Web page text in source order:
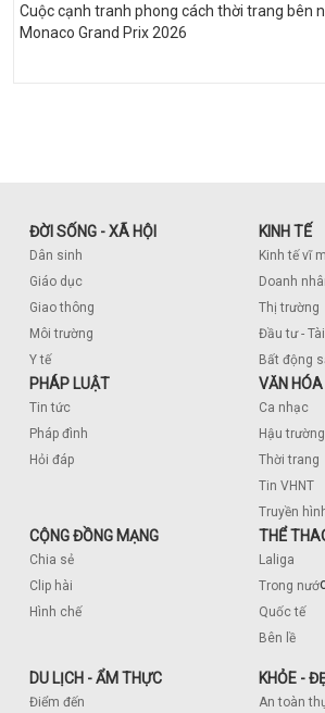
Cuộc cạnh tranh phong cách thời trang bên
Monaco Grand Prix 2026
ĐỜI SỐNG - XÃ HỘI
Dân sinh
Giáo dục
Giao thông
Môi trường
Y tế
KINH TẾ
Kinh tế vĩ
Doanh
Thị trường
Đầu tư -
Bất động
PHÁP LUẬT
Tin tức
Pháp đình
Hỏi đáp
VĂN HÓA
Ca nhạc
Hậu
Thời trang
Tin VHNT
Truyền
CỘNG ĐỒNG MẠNG
Chia sẻ
Clip hài
Hình chế
THỂ
Laliga
Trong nướ
Quốc tế
Bên lề
DU LỊCH - ẨM THỰC
Điểm đến
KHỎE -
An toàn